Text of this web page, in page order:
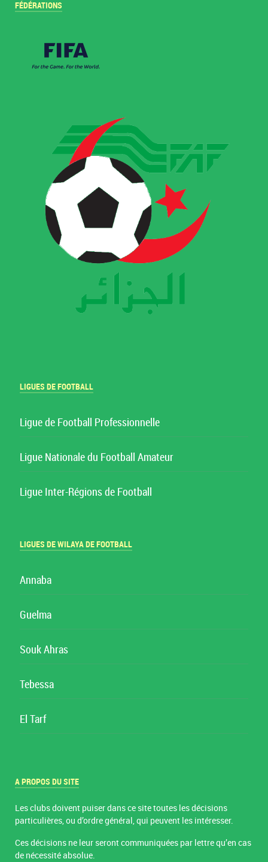
FÉDÉRATIONS
LIGUES DE FOOTBALL
Ligue de Football Professionnelle
Ligue Nationale du Football Amateur
Ligue Inter-Régions de Football
LIGUES DE WILAYA DE FOOTBALL
Annaba
Guelma
Souk Ahras
Tebessa
El Tarf
A PROPOS DU SITE
Les clubs doivent puiser dans ce site toutes les décisions
particulières, ou d’ordre général, qui peuvent les intéresser.
Ces décisions ne leur seront communiquées par lettre qu’en cas
de nécessité absolue.